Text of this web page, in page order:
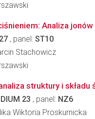
Analiza
, panel: ST10
Stachowicz
struktury i
23 , panel: NZ6
Wiktoria Proskurnicka